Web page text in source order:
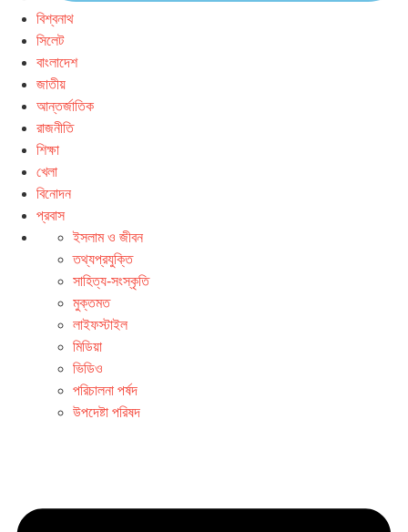
বিশ্বনাথ
সিলেট
বাংলাদেশ
জাতীয়
আন্তর্জাতিক
রাজনীতি
শিক্ষা
খেলা
বিনোদন
প্রবাস
ইসলাম ও জীবন
তথ্যপ্রযুক্তি
সাহিত্য-সংস্কৃতি
মুক্তমত
লাইফস্টাইল
মিডিয়া
ভিডিও
পরিচালনা পর্ষদ
উপদেষ্টা পরিষদ